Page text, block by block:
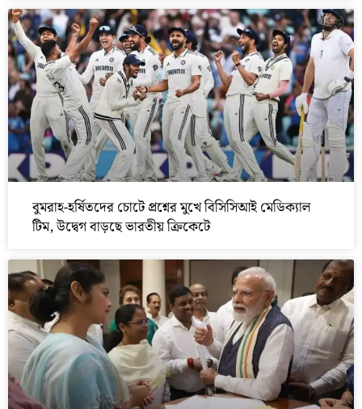
বুমরাহ-হর্ষিতদের চোটে প্রশ্নের মুখে বিসিসিআই মেডিক্যাল
টিম, উদ্বেগ বাড়ছে ভারতীয় ক্রিকেটে